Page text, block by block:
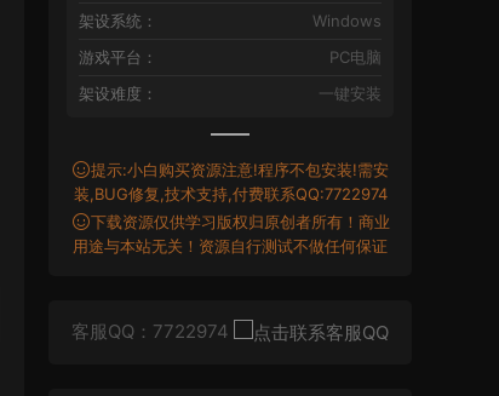
架设系统：
Windows
游戏平台：
PC电脑
架设难度：
一键安装
提示:小白购买资源注意!程序不包安装!需安
装,BUG修复,技术支持,付费联系QQ:7722974
下载资源仅供学习版权归原创者所有！商业
用途与本站无关！资源自行测试不做任何保证
客服QQ：7722974